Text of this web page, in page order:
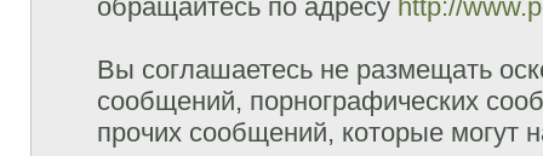
обращайтесь по адресу http://
Вы соглашаетесь не размещать
сообщений, порнографических
прочих сообщений, которые могут